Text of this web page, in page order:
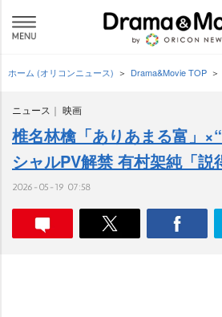
ホーム (オリコンニュース) Drama&Movie TOP
ニュース 映画
椎名林檎「ありあまる富」
シャルPV解禁 有村架純「説
2026-05-19 07:58